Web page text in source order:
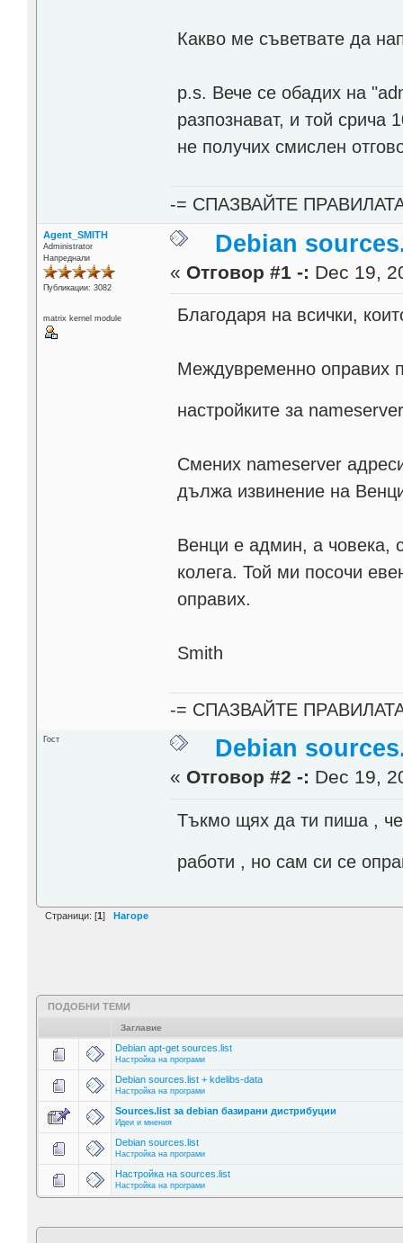
Какво ме съветвате да
p.s. Вече се обадих на
разпознават, и той срича
не получих смислен
-= СПАЗВАЙТЕ
Agent_SMITH
Administrator
Напреднали
Публикации: 3082
matrix kernel module
Debian
« Отговор #1 -: Dec 19,
Благодаря на всички,
Междувременно оправих
настройките за
Смених nameserver
дължа извинение на
Венци е админ, а човека,
колега. Той ми посочи
оправих.
Smith
-= СПАЗВАЙТЕ
Гост Debian
« Отговор #2 -: Dec 19,
Тъкмо щях да ти пиша ,
работи , но сам си се
Страници: [1] Нагоре
ПОДОБНИ ТЕМИ
Заглавие
Debian apt-get sources.list
Настройка на програми
Debian sources.list + kdelibs-data
Настройка на програми
Sources.list за debian базирани дистрибуции
Идеи и мнения
Debian sources.list
Настройка на програми
Настройка на sources.list
Настройка на програми